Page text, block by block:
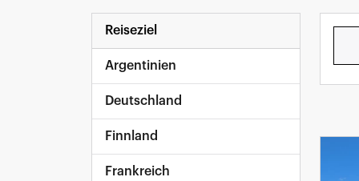
Reiseziel
Argentinien
Deutschland
Finnland
Frankreich